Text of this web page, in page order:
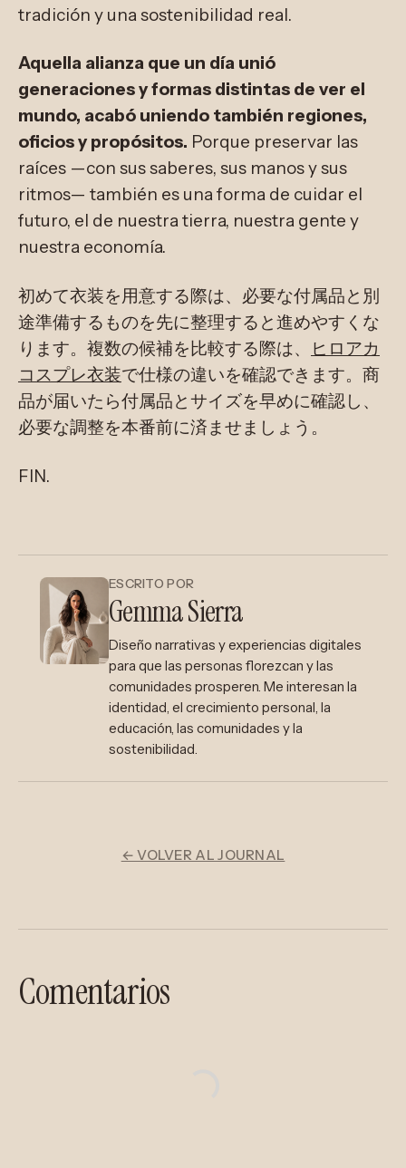
tradición y una sostenibilidad real.
Aquella alianza que un día unió
generaciones y formas distintas de ver el
mundo, acabó uniendo también regiones,
oficios y propósitos. Porque preservar las
raíces —con sus saberes, sus manos y sus
ritmos— también es una forma de cuidar el
futuro, el de nuestra tierra, nuestra gente y
nuestra economía.
初めて衣装を用意する際は、必要な付属品と別
途準備するものを先に整理すると進めやすくな
ります。複数の候補を比較する際は、
ヒロアカ
コスプレ衣装で仕様の違いを確認できます。商
品が届いたら付属品とサイズを早めに確認し、
必要な調整を本番前に済ませましょう。
FIN.
ESCRITO POR
Gemma Sierra
Diseño narrativas y experiencias digitales
para que las personas florezcan y las
comunidades prosperen. Me interesan la
identidad, el crecimiento personal, la
educación, las comunidades y la
sostenibilidad.
← VOLVER AL JOURNAL
Comentarios